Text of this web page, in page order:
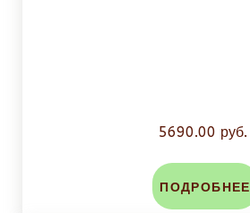
5690.00 руб.
ПОДРОБНЕЕ